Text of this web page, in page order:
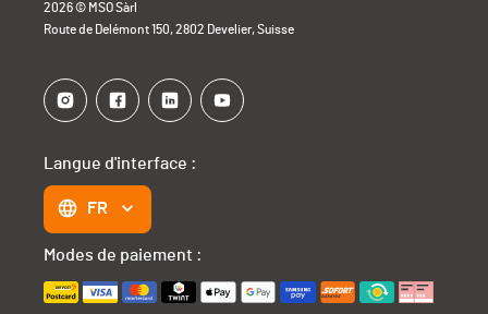
2026 © MSO Sàrl
Route de Delémont 150, 2802 Develier, Suisse
Langue d'interface :
FR
Modes de paiement :